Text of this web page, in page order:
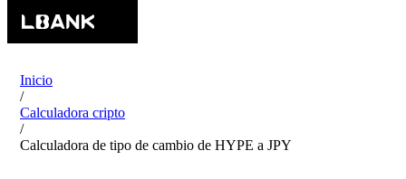
Inicio
/
Calculadora cripto
/
Calculadora de tipo de cambio de HYPE a JPY